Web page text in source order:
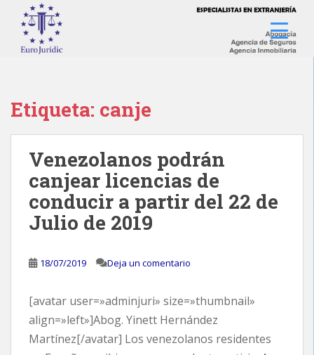
Etiqueta: canje
Venezolanos podrán
canjear licencias de
conducir a partir del 22 de
Julio de 2019
18/07/2019 Deja un comentario
[avatar user=»adminjuri» size=»thumbnail»
align=»left»]Abog. Yinett Hernández
Martínez[/avatar] Los venezolanos residentes